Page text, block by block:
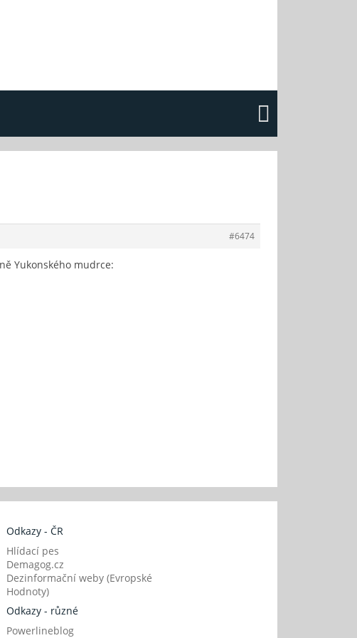
#6474
Yukonského mudrce:
Odkazy - ČR
Hlídací pes
Demagog.cz
Dezinformační weby (Evropské
Hodnoty)
Odkazy - různé
Powerlineblog